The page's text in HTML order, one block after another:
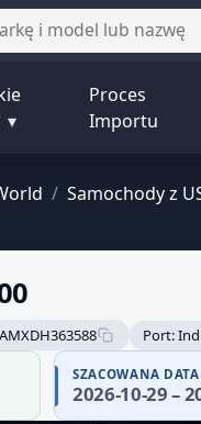
▾
Proces
Importu
/ Samochody z
Port:
SZACOWANA
2026-10-29 –
wiarygodności —
zweryfikuj historię pojazdu.